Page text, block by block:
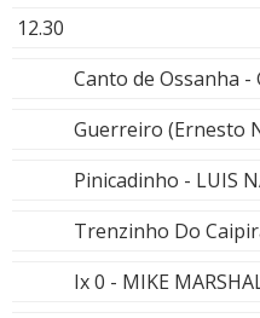
12.30
Canto de Ossanha -
Guerreiro (Ernesto
Pinicadinho - LUIS
Trenzinho Do
Ix 0 - MIKE